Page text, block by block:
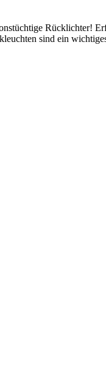
Rücklichter!
sind ein